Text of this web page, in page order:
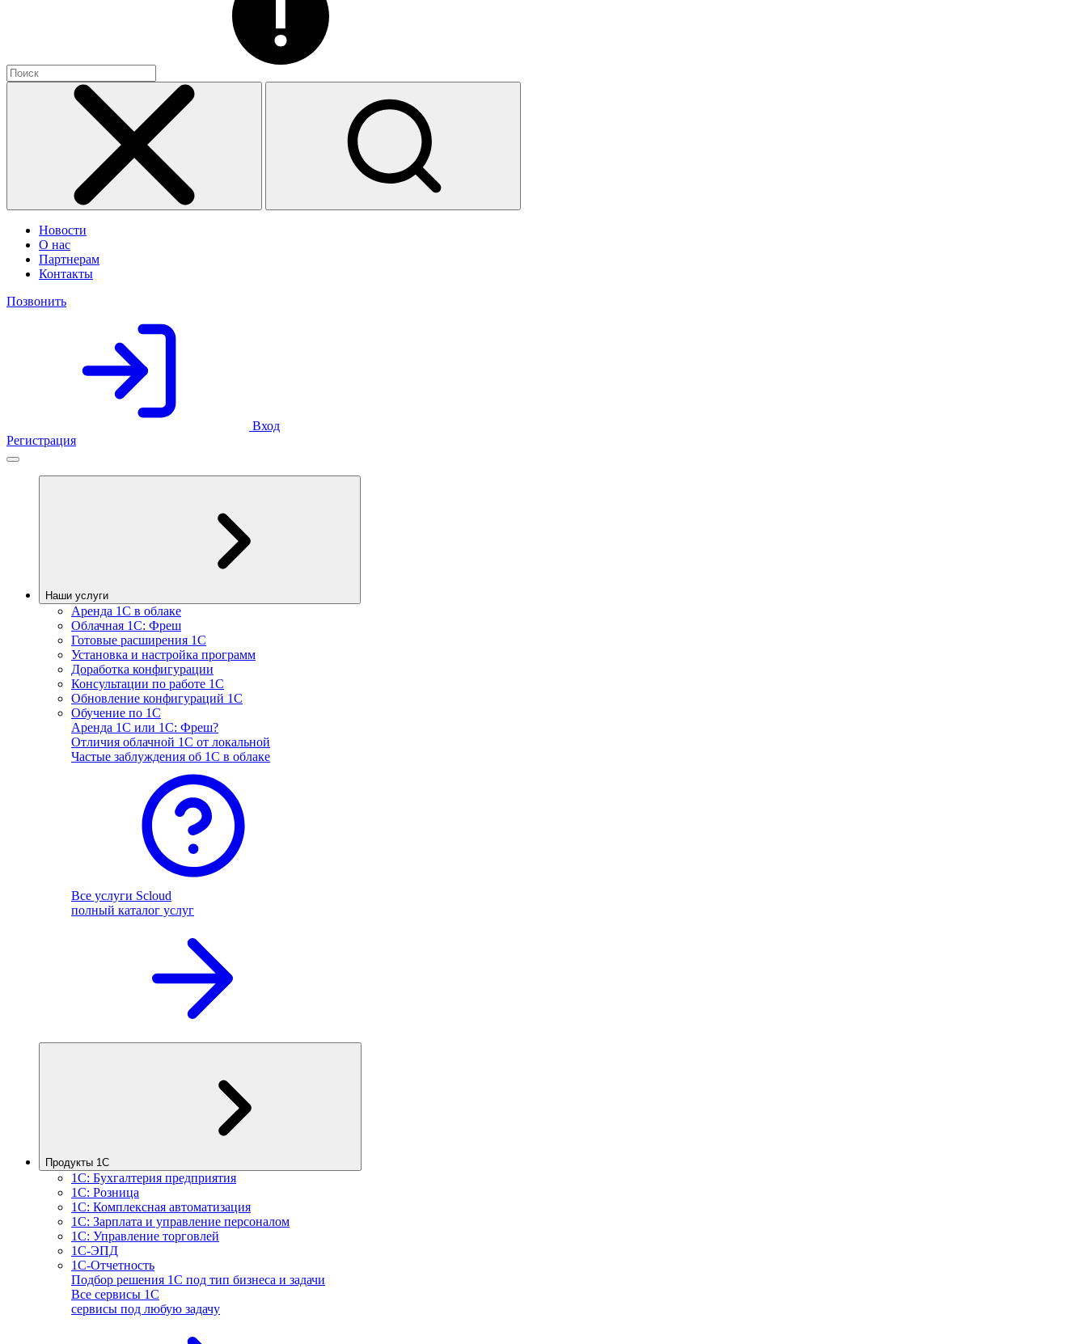
Новости
О нас
Партнерам
Контакты
Позвонить
Вход
Регистрация
Наши услуги
Аренда 1С в облаке
Облачная 1С: Фреш
Готовые расширения 1С
Установка и настройка программ
Доработка конфигурации
Консультации по работе 1С
Обновление конфигураций 1С
Обучение по 1С
Аренда 1С или 1С: Фреш?
Отличия облачной 1С от локальной
Частые заблуждения об 1С в облаке
Все услуги Scloud
полный каталог услуг
Продукты 1С
1С: Бухгалтерия предприятия
1С: Розница
1С: Комплексная автоматизация
1С: Зарплата и управление персоналом
1С: Управление торговлей
1С-ЭПД
1С-Отчетность
Подбор решения 1С под тип бизнеса и задачи
Все сервисы 1С
сервисы под любую задачу